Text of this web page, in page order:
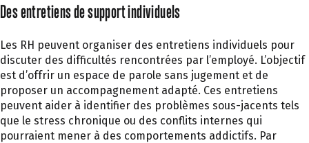
Des entretiens de support individuels
Les RH peuvent organiser des entretiens individuels pour
discuter des difficultés rencontrées par l’employé. L’objectif
est d’offrir un espace de parole sans jugement et de
proposer un accompagnement adapté. Ces entretiens
peuvent aider à identifier des problèmes sous-jacents tels
que le stress chronique ou des conflits internes qui
pourraient mener à des comportements addictifs. Par